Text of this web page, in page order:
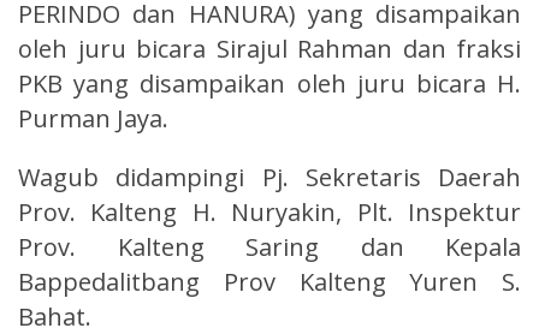
PERINDO dan HANURA) yang disampaikan
oleh juru bicara Sirajul Rahman dan fraksi
PKB yang disampaikan oleh juru bicara H.
Purman Jaya.
Wagub didampingi Pj. Sekretaris Daerah
Prov. Kalteng H. Nuryakin, Plt. Inspektur
Prov. Kalteng Saring dan Kepala
Bappedalitbang Prov Kalteng Yuren S.
Bahat.